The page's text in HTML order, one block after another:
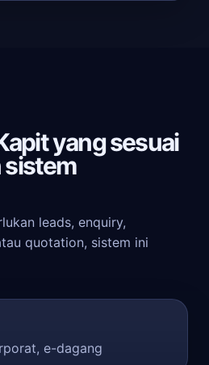
yang sesuai
sistem
leads, enquiry,
quotation, sistem ini
e-dagang